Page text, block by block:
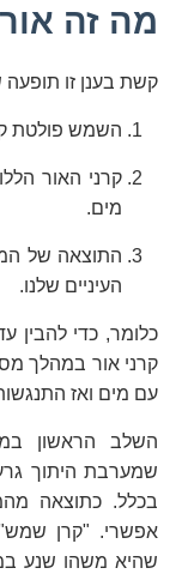
מה זה
קשת בענן זו
השמש פולטת
קרני האור
מים.
התוצאה של
העיניים שלנו.
כלומר, כדי להבין
קרני אור במהלך
עם מים ואז
השלב הראשון
שמערבת היתוך
בכלל. כתוצאה
אפשרי. "קרן
שהיא משהו שנע